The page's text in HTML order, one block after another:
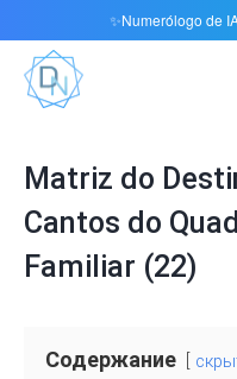
Matriz do
Cantos do
Familiar (22)
Содержание
✨Numerólogo de